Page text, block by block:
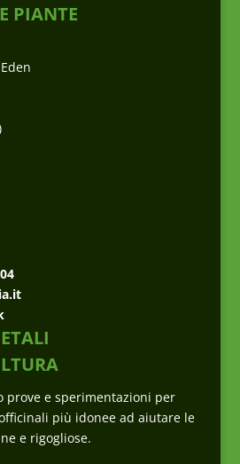
PIANTE
prove e sperimentazioni per
più idonee ad aiutare le
e rigogliose.